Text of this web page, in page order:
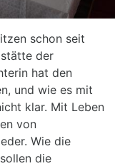
schon seit
der
hat den
und wie es mit
klar. Mit Leben
von
Wie die
die